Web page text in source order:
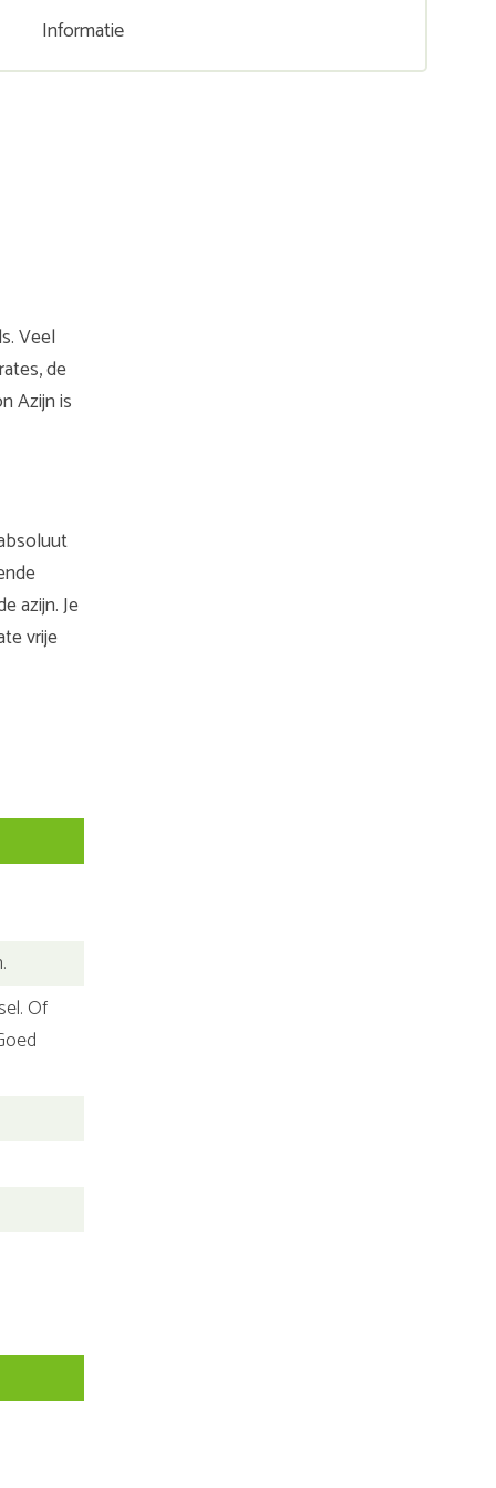
Informatie
Veel
de
Azijn is
azijn. Je
vrije
Of